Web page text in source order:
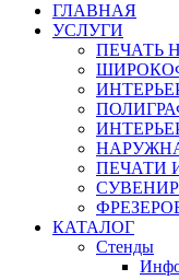
ГЛАВНАЯ
УСЛУГИ
ПЕЧАТЬ
ПЕЧАТИ
КАТАЛОГ
Стенды